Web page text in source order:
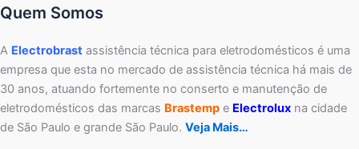
Quem Somos
A Electrobrast assistência técnica para eletrodomésticos é uma
empresa que esta no mercado de assistência técnica há mais de
30 anos, atuando fortemente no conserto e manutenção de
eletrodomésticos das marcas Brastemp e Electrolux na cidade
de São Paulo e grande São Paulo. Veja Mais…